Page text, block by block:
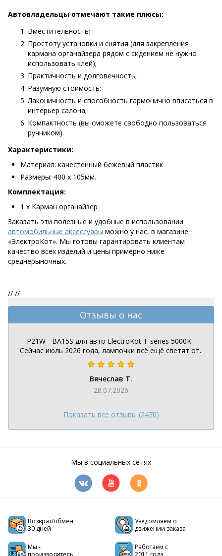
Автовладельцы отмечают такие плюсы:
Вместительность;
Простоту установки и снятия (для закрепления
кармана органайзера рядом с сидением не нужно
использовать клей);
Практичность и долговечность;
Разумную стоимость;
Лаконичность и способность гармонично вписаться в
интерьер салона;
Компактность (вы сможете свободно пользоваться
ручником).
Характеристики:
Материал: качестенный бежевый пластик
Размеры: 400 х 105мм.
Комплектация:
1 х Карман органайзер
Заказать эти полезные и удобные в использовании
автомобильные аксессуары можно у нас, в магазине
«ЭлектроКот». Мы готовы гарантировать клиентам
качество всех изделий и цены примерно ниже
среднерыночных.
// //
Отзывы о нас
P21W - BA15S для авто ElectroKot T-series 5000K -
Сейчас июль 2026 года, лампочки всё ещё светят от..
Вячеслав Т.
28.07.2026
Показать все отзывы (2476)
Мы в социальных сетях
Возврат/обмен
30 дней
Уведомляем о
движении заказа
Мы -
Работаем с